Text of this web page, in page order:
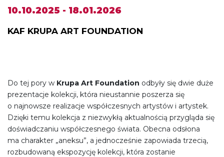
10.10.2025 - 18.01.2026
KAF KRUPA ART FOUNDATION
Do tej pory w Krupa Art Foundation odbyły się dwie duże
prezentacje kolekcji, która nieustannie poszerza się
o najnowsze realizacje współczesnych artystów i artystek.
Dzięki temu kolekcja z niezwykłą aktualnością przygląda się
doświadczaniu współczesnego świata. Obecna odsłona
ma charakter „aneksu”, a jednocześnie zapowiada trzecią,
rozbudowaną ekspozycję kolekcji, która zostanie